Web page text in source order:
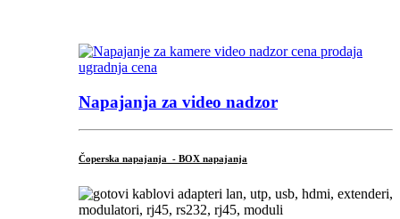
Napajanja za video nadzor
Čoperska napajanja - BOX napajanja